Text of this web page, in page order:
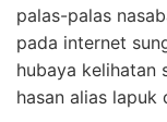
palas-palas
pada internet
hubaya kelihatan
hasan alias lapuk